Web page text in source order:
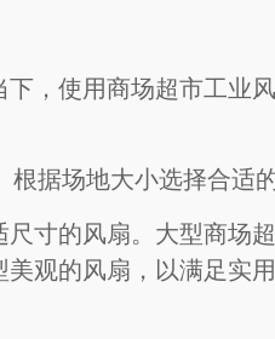
，使用商场超市工业
根据场地大小选择合适
寸的风扇。大型商场
观的风扇，以满足实